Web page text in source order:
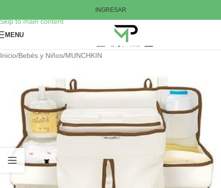
Skip to main content
INGRESAR
MENU
Inicio/Bebés y Niños/MUNCHKIN